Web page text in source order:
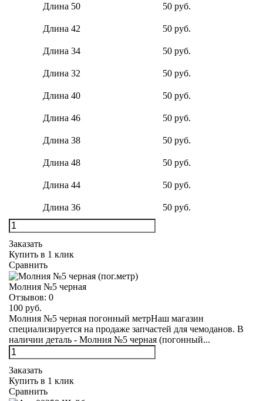
Длина 50
50 руб.
Длина 42 50 руб.
Длина 34 50 руб.
Длина 32 50 руб.
Длина 40 50 руб.
Длина 46 50 руб.
Длина 38 50 руб.
Длина 48 50 руб.
Длина 44 50 руб.
Длина 36 50 руб.
Заказать
Купить в 1 клик
Сравнить
Молния №5 черная
Отзывов: 0
100 руб.
Молния №5 черная погонный метрНаш магазин
специализируется на продаже запчастей для чемоданов. В
наличии деталь - Молния №5 черная (погонный...
Заказать
Купить в 1 клик
Сравнить